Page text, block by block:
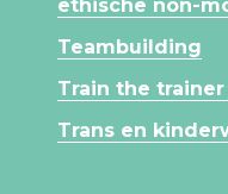
ethische non-
Teambuilding
Train the
Trans en